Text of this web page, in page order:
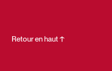
Retour en haut